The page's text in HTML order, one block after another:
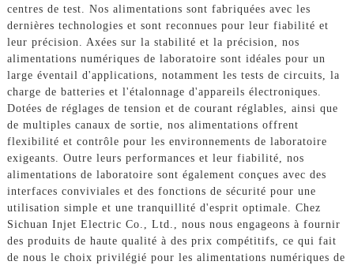
centres de test. Nos alimentations sont fabriquées avec les
dernières technologies et sont reconnues pour leur fiabilité et
leur précision. Axées sur la stabilité et la précision, nos
alimentations numériques de laboratoire sont idéales pour un
large éventail d'applications, notamment les tests de circuits, la
charge de batteries et l'étalonnage d'appareils électroniques.
Dotées de réglages de tension et de courant réglables, ainsi que
de multiples canaux de sortie, nos alimentations offrent
flexibilité et contrôle pour les environnements de laboratoire
exigeants. Outre leurs performances et leur fiabilité, nos
alimentations de laboratoire sont également conçues avec des
interfaces conviviales et des fonctions de sécurité pour une
utilisation simple et une tranquillité d'esprit optimale. Chez
Sichuan Injet Electric Co., Ltd., nous nous engageons à fournir
des produits de haute qualité à des prix compétitifs, ce qui fait
de nous le choix privilégié pour les alimentations numériques de